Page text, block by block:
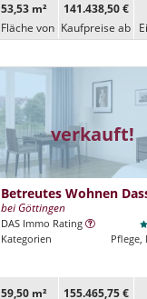
53,53 m²
Fläche von
141.438,50 €
Kaufpreise ab
verkauft!
Betreutes Wohnen
bei Göttingen
DAS Immo Rating
Kategorien
Pflege,
59,50 m²
155.465,75 €